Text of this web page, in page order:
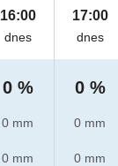
16:00
dnes
0 %
0 mm
0 mm
17:00
dnes
0 %
0 mm
0 mm